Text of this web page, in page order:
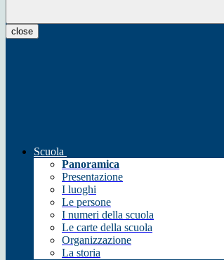
close
Scuola
Panoramica
Presentazione
I luoghi
Le persone
I numeri della scuola
Le carte della scuola
Organizzazione
La storia